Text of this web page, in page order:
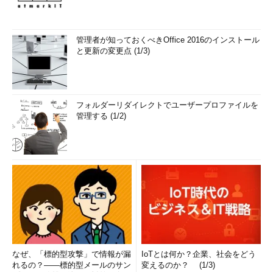
（Japan Windows Blog）
新機能 内容
スタート画面の
デザインのリフ
ァイン
・スタート画面のフォントサイズなどを調節して、見やすく
した
「英字」「カタカナ」「漢字」のみだったが、新ビルドでは
「あ」「い」「う」……など、漢字の「読み」に基づいた分
類に変更された
・クイックアクセスメニュー（［Windows］＋［X］キー）
のデザインが更新されて見やすくなった
アイコンデザイ
ンのリファイン
デバイスマネージャーやレジストリエディターなどのアイコ
ンのデザインを刷新
タスクビュー
タスクビューでアプリに対して可能な操作は［閉じる］と
管理者が知っておくべきOffice 2016のインストール
と更新の変更点 (1/3)
フォルダーリダイレクトでユーザープロファイルを
管理する (1/2)
なぜ、「標的型攻撃」で情報が漏
れるの？――標的型メールのサン
IoTとは何か？企業、社会をどう
変えるのか？ (1/3)